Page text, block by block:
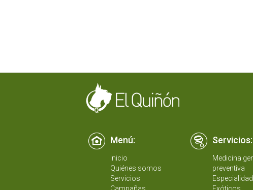
Menú: Servicios:
Inicio
Quiénes somos
Servicios
Medicina
preventiva